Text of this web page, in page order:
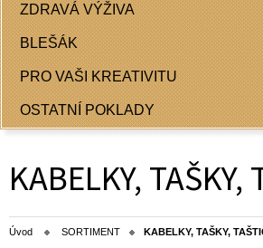
ZDRAVÁ VÝŽIVA
BLEŠÁK
PRO VAŠI KREATIVITU
OSTATNÍ POKLADY
KABELKY, TAŠKY,
Úvod SORTIMENT KABELKY, TAŠKY,